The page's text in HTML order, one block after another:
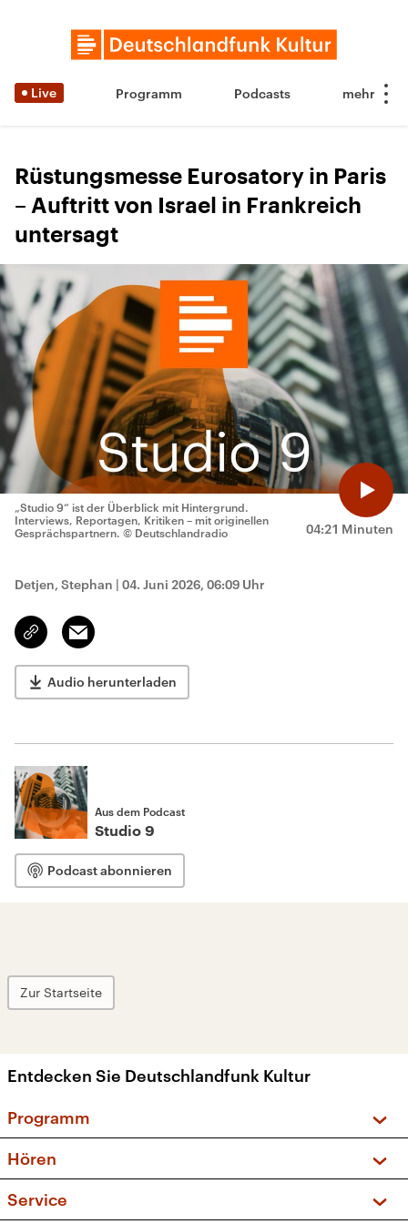
Live Programm Podcasts
Rüstungsmesse Eurosatory in Paris
– Auftritt von Israel in Frankreich
untersagt
04:21 Minuten
„Studio 9“ ist der Überblick mit Hintergrund.
Interviews, Reportagen, Kritiken – mit originellen
Gesprächspartnern. © Deutschlandradio
Detjen, Stephan | 04. Juni 2026, 06:09 Uhr
Link
kopieren/teilen
Email
Audio herunterladen
Aus dem Podcast
Studio 9
Podcast abonnieren
Zur Startseite
Entdecken Sie Deutschlandfunk Kultur
Programm
Sendungen und Podcasts
Musikliste
Hören
Service